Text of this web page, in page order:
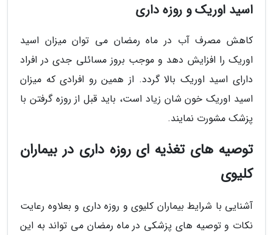
اسید اوریک و روزه داری
کاهش مصرف آب در ماه رمضان می توان میزان اسید
اوریک را افزایش دهد و موجب بروز مسائلی جدی در افراد
دارای اسید اوریک بالا گردد. از همین رو افرادی که میزان
اسید اوریک خون شان زیاد است، باید قبل از روزه گرفتن با
پزشک مشورت نمایند.
توصیه های تغذیه ای روزه داری در بیماران
کلیوی
آشنایی با شرایط بیماران کلیوی و روزه داری و بعلاوه رعایت
نکات و توصیه های پزشکی در ماه رمضان می تواند به این